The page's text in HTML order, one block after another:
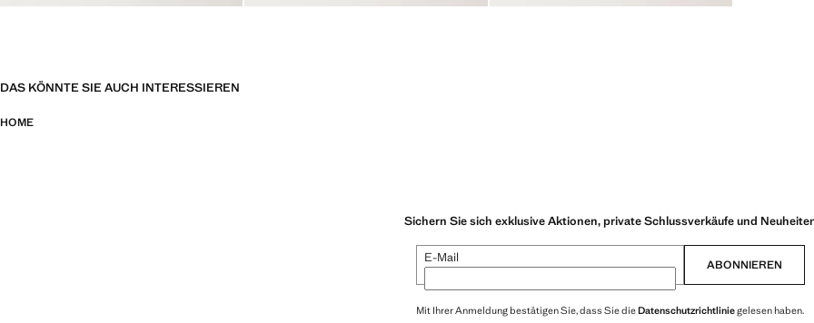
DAS KÖNNTE SIE AUCH INTERESSIEREN
HOME
Sichern Sie sich exklusive Aktionen, private Schlussverkäufe und
E-Mail ABONNIEREN
Mit Ihrer Anmeldung bestätigen Sie, dass Sie dieDatenschutzrichtliniegelesen haben.